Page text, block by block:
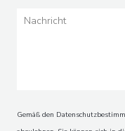
Gemäß den